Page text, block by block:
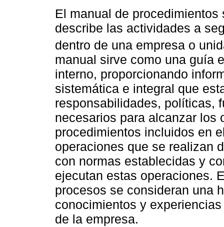
El manual de
describe las actividades a
dentro de una empresa o
manual sirve como una guía
interno, proporcionando
sistemática e integral que
responsabilidades, políticas,
necesarios para alcanzar los
procedimientos incluidos en
operaciones que se realizan
con normas establecidas y
ejecutan estas operaciones.
procesos se consideran una
conocimientos y
de la empresa.